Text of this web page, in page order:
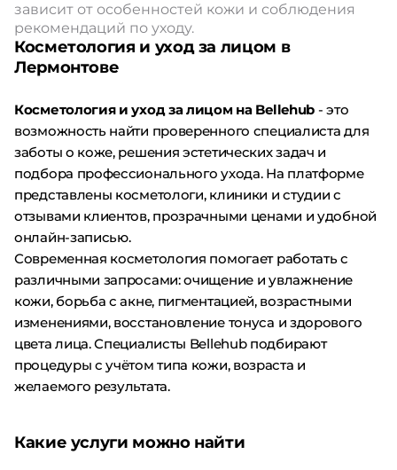
зависит от особенностей кожи и соблюдения
рекомендаций по уходу.
Косметология и уход за лицом в
Лермонтове
Косметология и уход за лицом на Bellehub - это
возможность найти проверенного специалиста для
заботы о коже, решения эстетических задач и
подбора профессионального ухода. На платформе
представлены косметологи, клиники и студии с
отзывами клиентов, прозрачными ценами и удобной
онлайн-записью.
Современная косметология помогает работать с
различными запросами: очищение и увлажнение
кожи, борьба с акне, пигментацией, возрастными
изменениями, восстановление тонуса и здорового
цвета лица. Специалисты Bellehub подбирают
процедуры с учётом типа кожи, возраста и
желаемого результата.
Какие услуги можно найти